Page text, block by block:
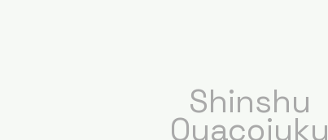
​Shinshu
Oyacojuku